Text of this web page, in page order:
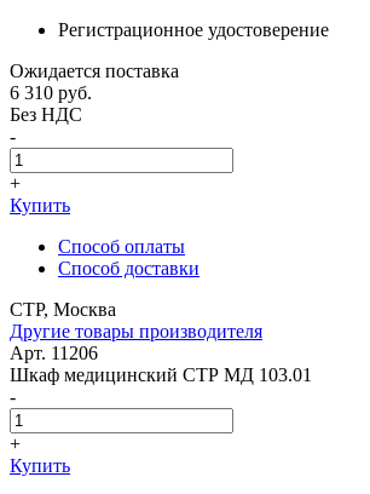
Регистрационное удостоверение
Ожидается поставка
6 310 руб.
Без НДС
-
+
Купить
Способ оплаты
Способ доставки
СТР, Москва
Другие товары производителя
Арт. 11206
Шкаф медицинский СТР МД 103.01
-
+
Купить